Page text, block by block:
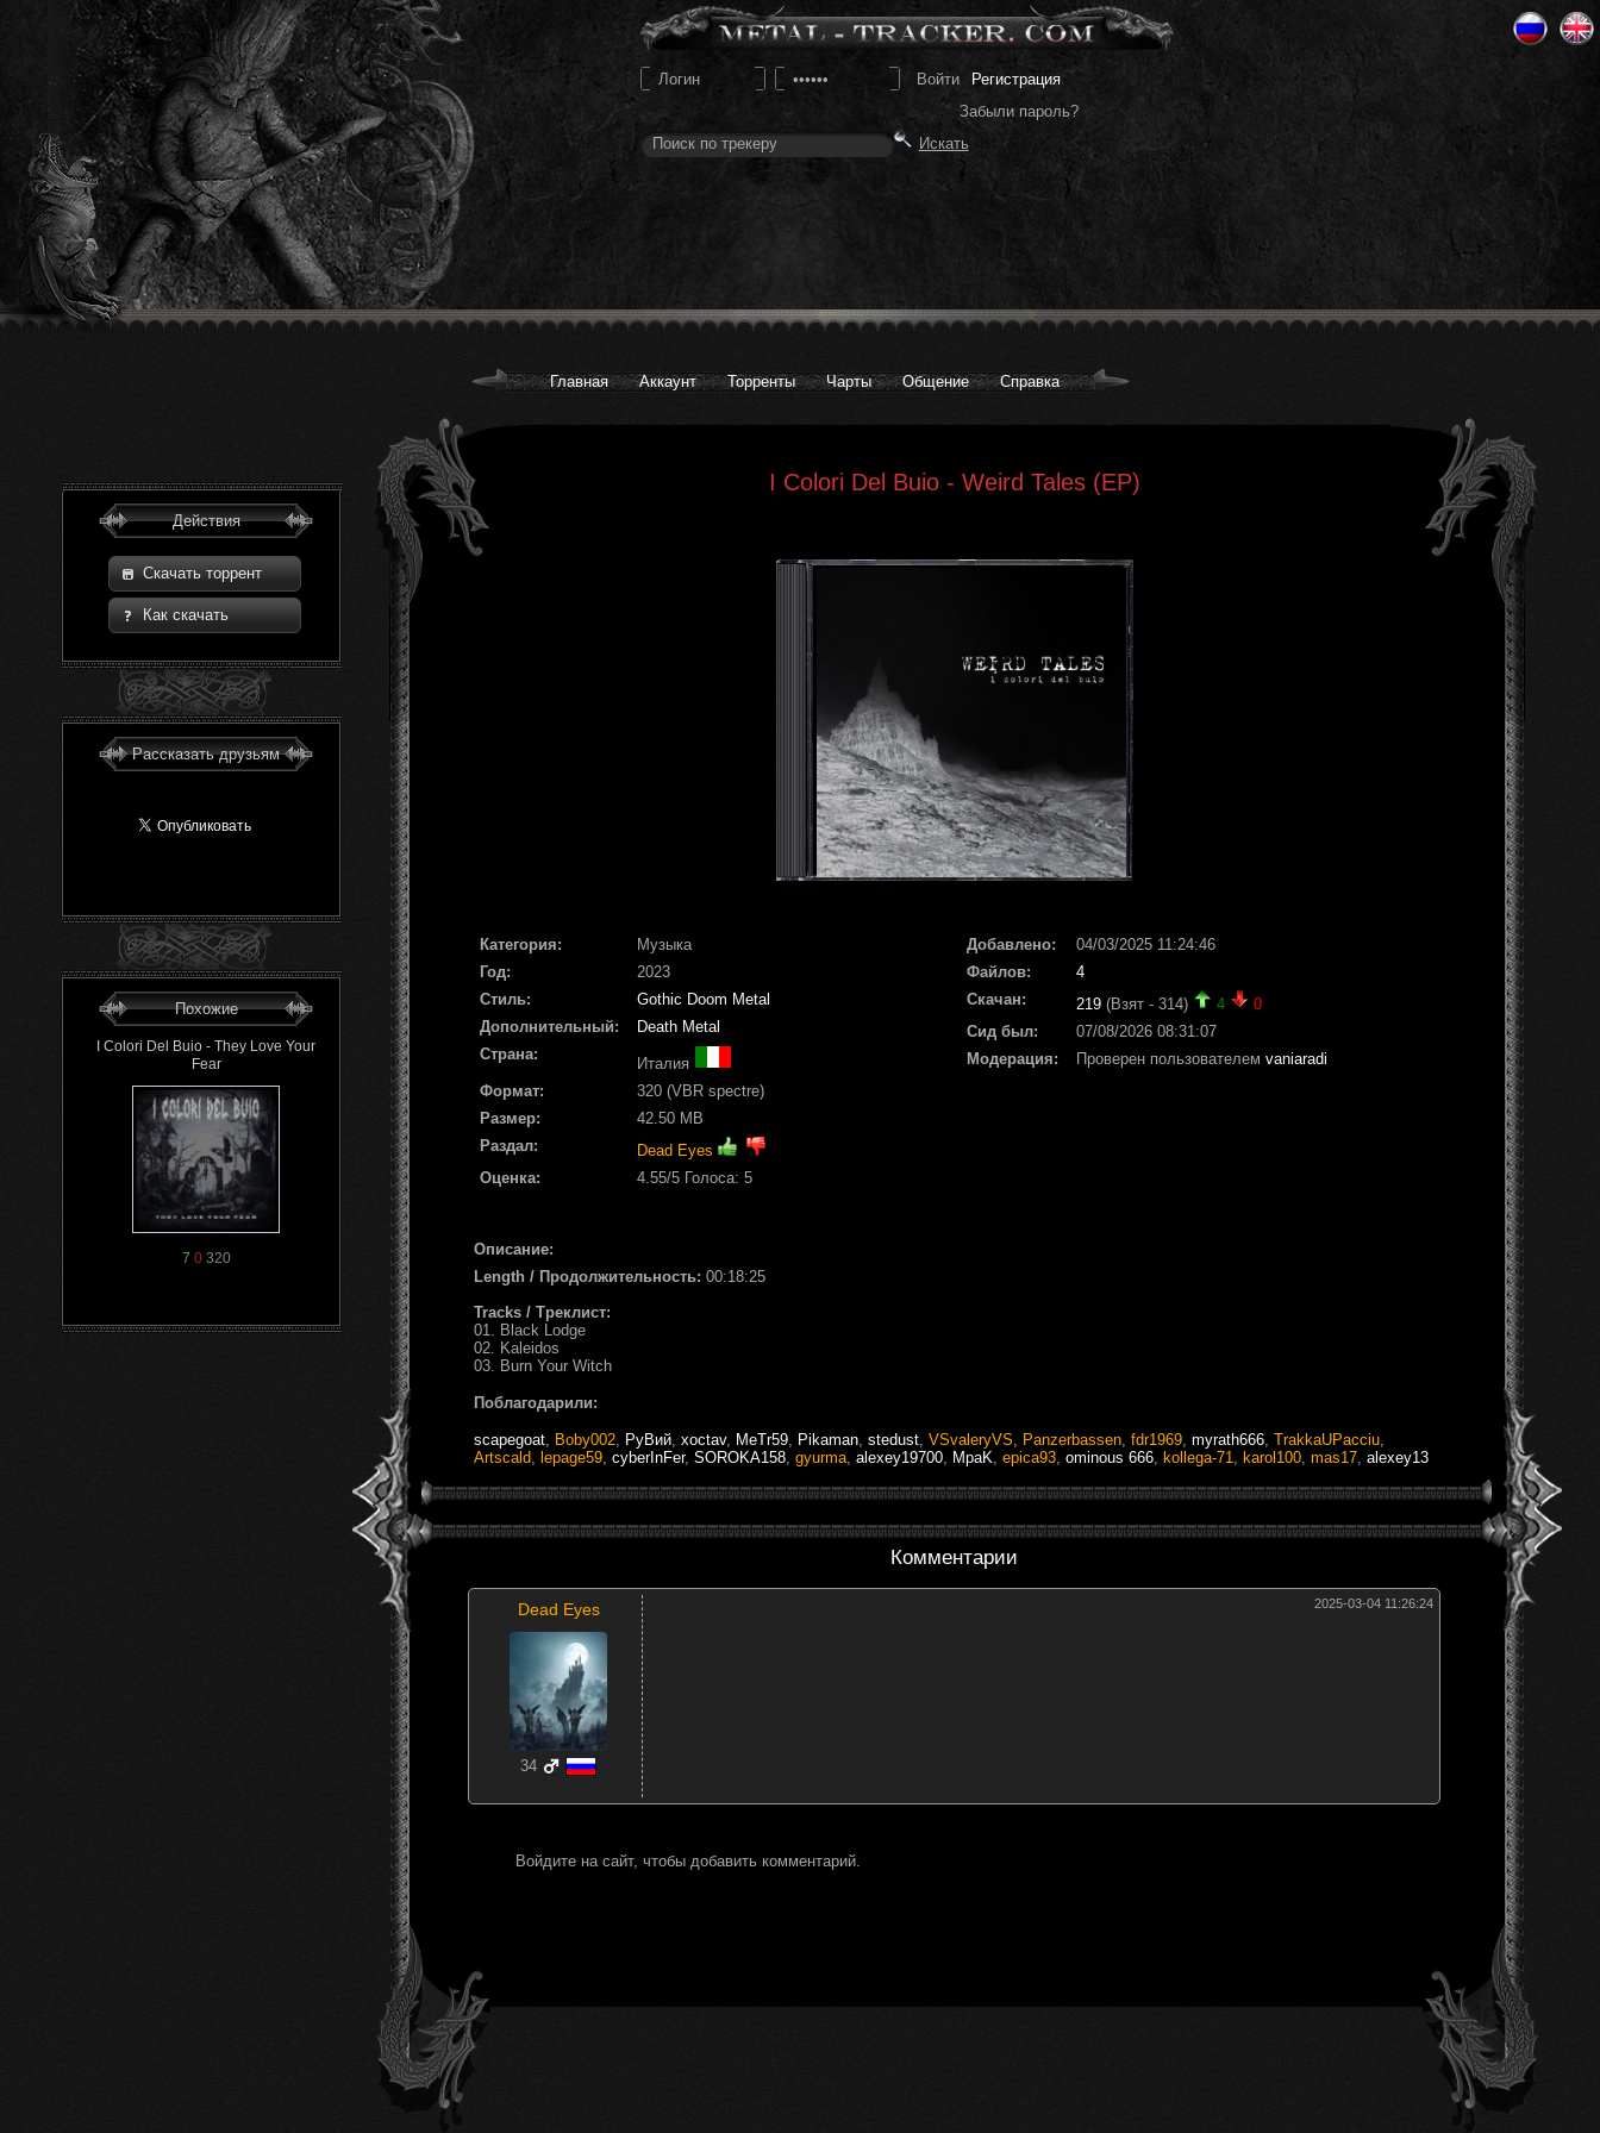
Регистрация
Забыли пароль?
Главная Аккаунт Торренты Чарты Общение Справка
Действия
Скачать торрент
Как скачать
Рассказать друзьям
Похожие
I Colori Del Buio - They Love Your
Fear
7 0320
I Colori Del Buio - Weird Tales (EP)
Категория:
Музыка
Год:
2023
Стиль:
Gothic Doom Metal
Дополнительный:
Death Metal
Страна:
Италия
Формат:
320 (VBR spectre)
Размер:
42.50 MB
Раздал:
Dead Eyes
Оценка:
4.55/5 Голоса: 5
Добавлено:
04/03/2025 11:24:46
Файлов:
4
Скачан:
219 (Взят - 314) 4
0
Сид был:
07/08/2026 08:31:07
Модерация:
Проверен пользователем vaniaradi
Описание:
Length / Продолжительность: 00:18:25
Tracks / Треклист:
01. Black Lodge
02. Kaleidos
03. Burn Your Witch
Поблагодарили:
scapegoat Boby002 РуВий xoctav, MeTr59 Pikaman stedust VSvaleryVS Panzerbassen fdr1969 myrath666 TrakkaUPacciu
Artscald
lepage59 cyberInFer, SOROKA158 gyurma alexey19700 MpaK epica93 ominous 666 kollega-71 karol100 mas17 alexey13
Комментарии
Dead Eyes
34
2025-03-04 11:26:24
Войдите на сайт, чтобы добавить комментарий.